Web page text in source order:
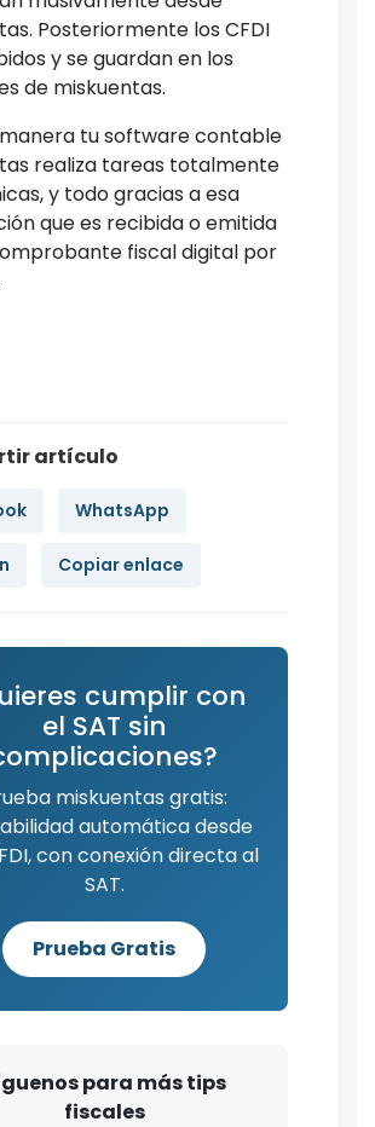
Posteriormente los CFDI
y se guardan en los
de miskuentas.
tu software contable
realiza tareas totalmente
y todo gracias a esa
que es recibida o emitida
fiscal digital por
artículo
WhatsApp
Copiar enlace
cumplir con
el SAT sin
miskuentas gratis:
automática desde
con conexión directa al
SAT.
Prueba Gratis
para más tips
fiscales